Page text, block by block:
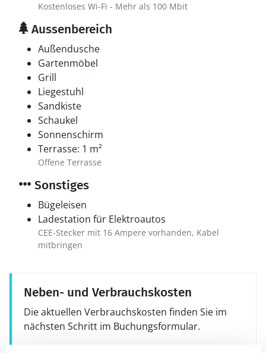
Kostenloses Wi-Fi - Mehr als 100 Mbit
Aussenbereich
Außendusche
Gartenmöbel
Grill
Liegestuhl
Sandkiste
Schaukel
Sonnenschirm
Terrasse: 1 m²
Offene Terrasse
Sonstiges
Bügeleisen
Ladestation für Elektroautos
CEE-Stecker mit 16 Ampere vorhanden, Kabel
mitbringen
Neben- und Verbrauchskosten
Die aktuellen Verbrauchskosten finden Sie im
nächsten Schritt im Buchungsformular.